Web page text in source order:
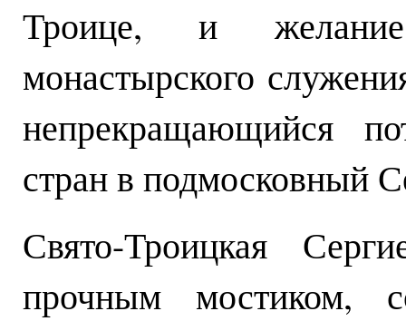
Троице, и желание
монастырского
непрекращающийся
стран в подмосковный
Свято-Троицкая
прочным мостиком,